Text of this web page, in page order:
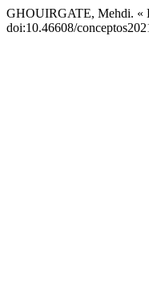
GHOUIRGATE, Mehdi. «
doi:10.46608/